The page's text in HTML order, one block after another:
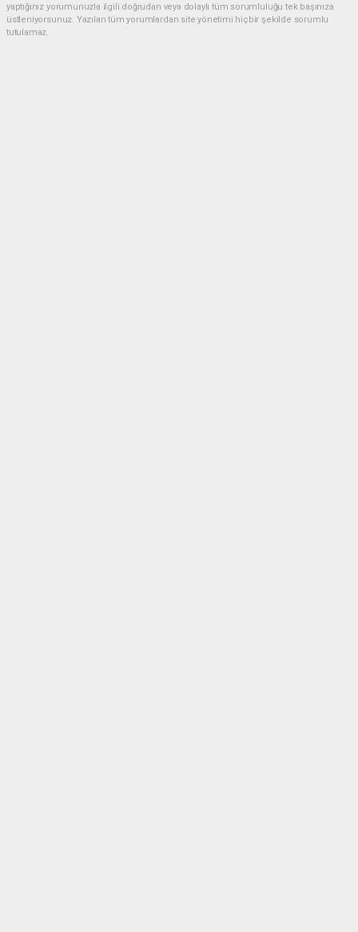
yaptığınız yorumunuzla ilgili doğrudan veya dolaylı tüm sorumluluğu tek başınıza
üstleniyorsunuz. Yazılan tüm yorumlardan site yönetimi hiçbir şekilde sorumlu
tutulamaz.